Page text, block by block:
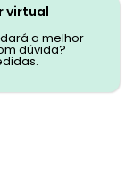
virtual
a melhor
dúvida?